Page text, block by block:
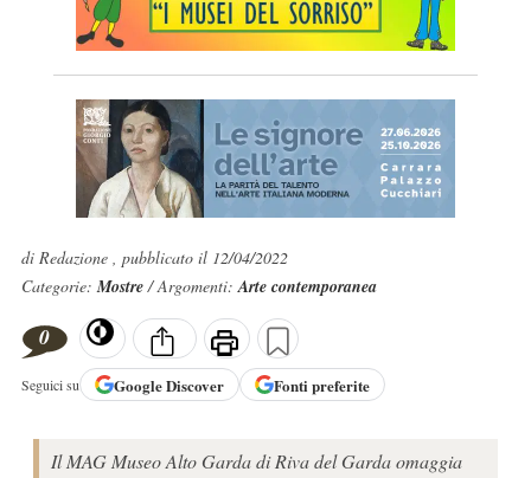
di Redazione , pubblicato il 12/04/2022
Categorie:Mostre/ Argomenti:Arte contemporanea
0
Seguici su GoogleDiscover Fonti preferite
Il MAG Museo Alto Garda di Riva del Garda omaggia